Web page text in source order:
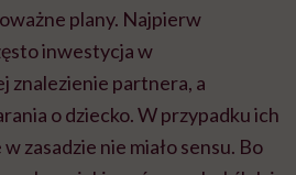
plany. Najpierw
inwestycja w
znalezienie partnera, a
o dziecko. W przypadku ich
zasadzie nie miało sensu. Bo